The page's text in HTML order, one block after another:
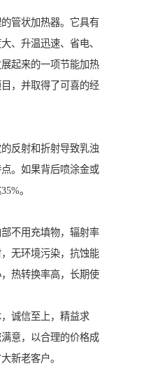
管状加热器。它具有
、升温迅速、省电、
起来的一项节能加热
，并取得了可喜的经
反射和折射导致乳浊
。如果背后喷涂金或
。
不用充填物，辐射率
无环境污染，抗蚀能
热转换率高，长期使
诚信至上，精益求
意，以合理的价格成
新老客户。